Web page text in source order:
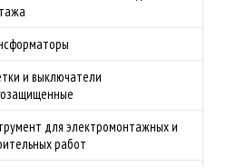
и выключатели
для электромонтажных и
работ